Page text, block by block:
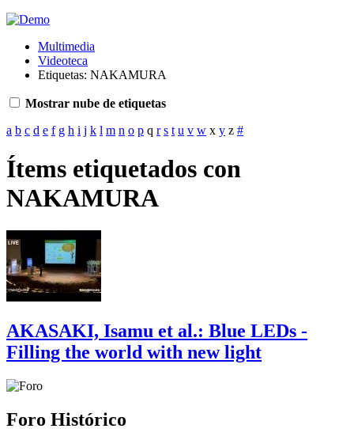
Multimedia
Videoteca
Etiquetas: NAKAMURA
Mostrar nube de etiquetas
a b c d e f g h i j k l m n o p q r s t u v w x y z #
Ítems etiquetados con
NAKAMURA
AKASAKI, Isamu et al.: Blue LEDs -
Filling the world with new light
Foro Histórico